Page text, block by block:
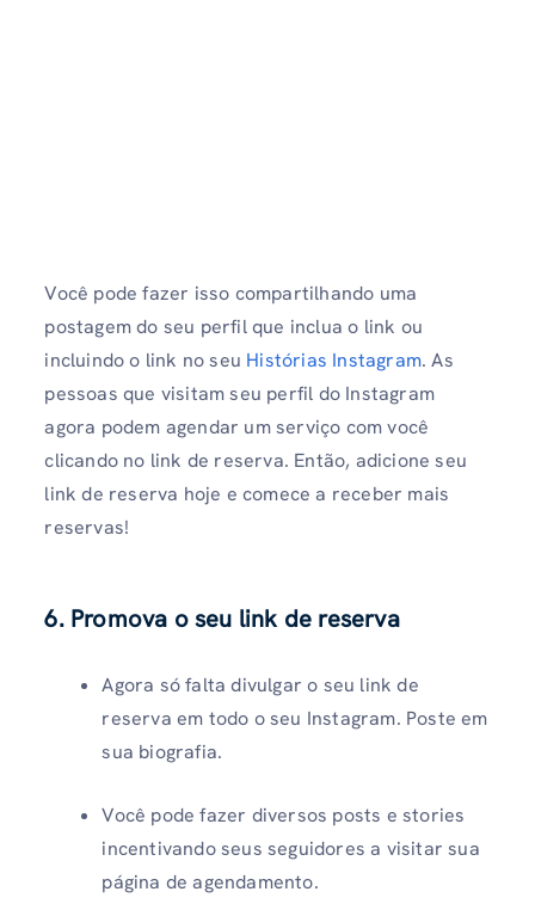
Você pode fazer isso compartilhando uma
postagem do seu perfil que inclua o link ou
incluindo o link no seu Histórias Instagram. As
pessoas que visitam seu perfil do Instagram
agora podem agendar um serviço com você
clicando no link de reserva. Então, adicione seu
link de reserva hoje e comece a receber mais
reservas!
6. Promova o seu link de reserva
Agora só falta divulgar o seu link de
reserva em todo o seu Instagram. Poste em
sua biografia.
Você pode fazer diversos posts e stories
incentivando seus seguidores a visitar sua
página de agendamento.